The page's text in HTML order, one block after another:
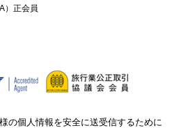
）正会員
の個人情報を安全に送受信するために